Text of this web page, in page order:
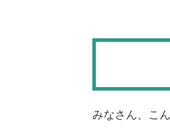
みなさん、こ